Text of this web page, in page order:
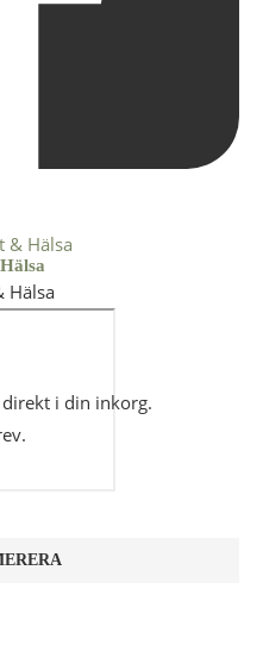
Hälsa
i din inkorg.